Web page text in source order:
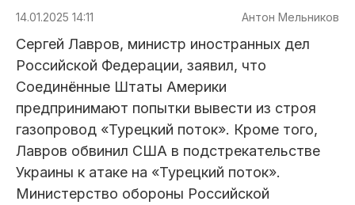
14.01.2025 14:11 Антон Мельников
Сергей Лавров, министр иностранных дел
Российской Федерации, заявил, что
Соединённые Штаты Америки
предпринимают попытки вывести из строя
газопровод «Турецкий поток». Кроме того,
Лавров обвинил США в подстрекательстве
Украины к атаке на «Турецкий поток».
Министерство обороны Российской